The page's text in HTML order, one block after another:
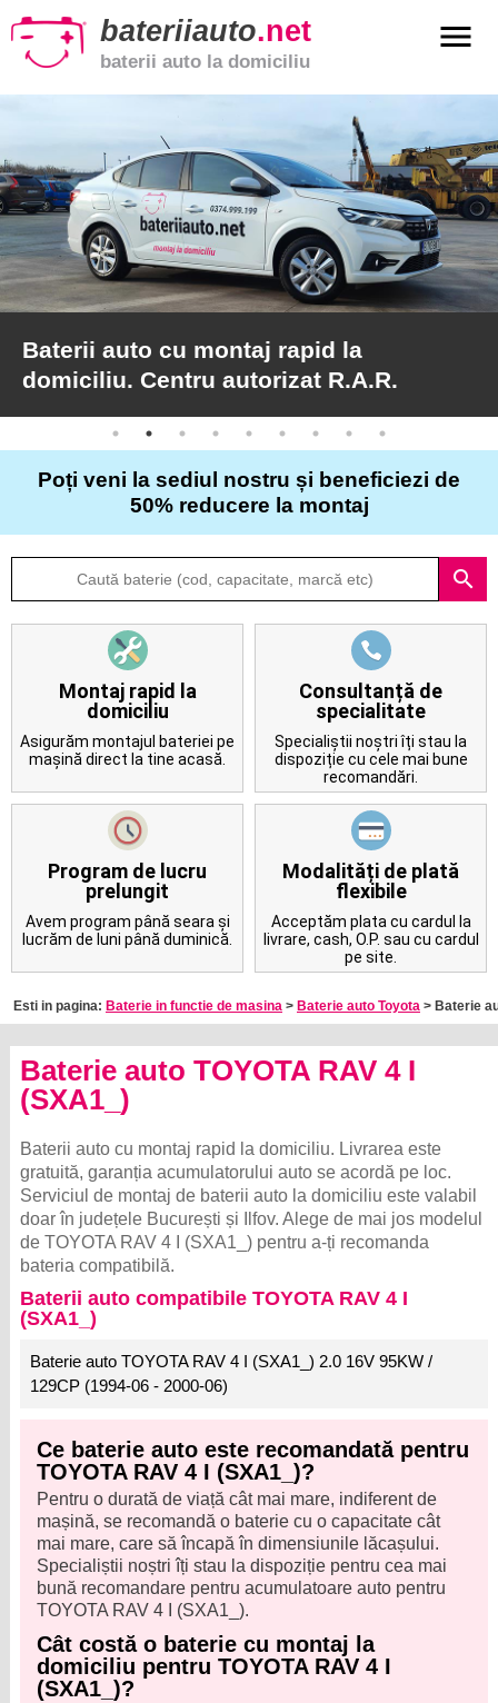
bateriiauto.net
baterii auto la domiciliu
menu
Baterii
moto
Baterii
de
camion
Articole
Despre
Contact
Baterii auto cu montaj rapid la
domiciliu. Centru autorizat R.A.R.
Poți veni la sediul nostru și beneficiezi de
50% reducere la montaj
search
Montaj rapid la
domiciliu
Asigurăm montajul bateriei pe
mașină direct la tine acasă.
Consultanță de
specialitate
Specialiștii noștri îți stau la
dispoziție cu cele mai bune
recomandări.
Program de lucru
prelungit
Avem program până seara și
lucrăm de luni până duminică.
Modalități de plată
flexibile
Acceptăm plata cu cardul la
livrare, cash, O.P. sau cu cardul
pe site.
Esti in pagina: Baterie in functie de masina > Baterie auto Toyota > Baterie
Baterie auto TOYOTA RAV 4 I
(SXA1_)
Baterii auto cu montaj rapid la domiciliu. Livrarea este
gratuită, garanția acumulatorului auto se acordă pe loc.
Serviciul de montaj de baterii auto la domiciliu este valabil
doar în județele București și Ilfov. Alege de mai jos modelul
de TOYOTA RAV 4 I (SXA1_) pentru a-ți recomanda
bateria compatibilă.
Baterii auto compatibile TOYOTA RAV 4 I
(SXA1_)
Baterie auto TOYOTA RAV 4 I (SXA1_) 2.0 16V 95KW /
129CP (1994-06 - 2000-06)
Ce baterie auto este recomandată pentru
TOYOTA RAV 4 I (SXA1_)?
Pentru o durată de viață cât mai mare, indiferent de
mașină, se recomandă o baterie cu o capacitate cât
mai mare, care să încapă în dimensiunile lăcașului.
Specialiștii noștri îți stau la dispoziție pentru cea mai
bună recomandare pentru acumulatoare auto pentru
TOYOTA RAV 4 I (SXA1_).
Cât costă o baterie cu montaj la
domiciliu pentru TOYOTA RAV 4 I
(SXA1_)?